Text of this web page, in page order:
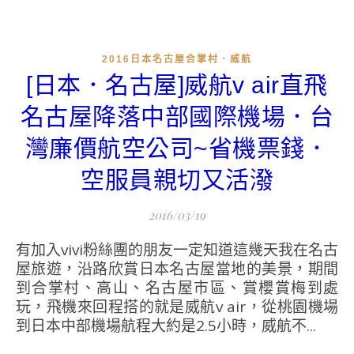
2016日本名古屋合掌村．威航
[日本．名古屋]威航v air直飛
名古屋降落中部國際機場．台
灣廉價航空公司~省機票錢．
空服員親切又活潑
2016/03/19
有加入vivi粉絲團的朋友一定知道這幾天我在名古
屋旅遊，沿路欣賞日本名古屋當地的美景，期間
到合掌村、高山、名古屋市區、賞櫻賞梅到處
玩，飛機來回程搭的就是威航v air，從桃園機場
到日本中部機場航程大約是2.5小時，威航不...